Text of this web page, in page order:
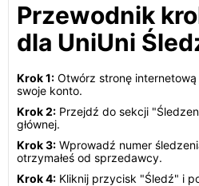
Przewodnik
dla UniUni
Krok 1: Otwórz stronę internetową
swoje konto.
Krok 2: Przejdź do sekcji
głównej.
Krok 3: Wprowadź numer
otrzymałeś od sprzedawcy.
Krok 4: Kliknij przycisk "Śledź" i